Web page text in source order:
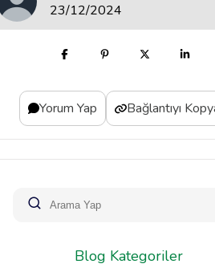
23/12/2024
Yorum Yap Bağlantıyı
Blog Kategoriler